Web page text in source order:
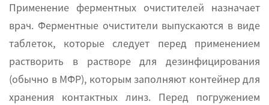
Применение ферментных очистителей назначает
врач. Ферментные очистители выпускаются в виде
таблеток, которые следует перед применением
растворить в растворе для дезинфицирования
(обычно в МФР), которым заполняют контейнер для
хранения контактных линз. Перед погружением